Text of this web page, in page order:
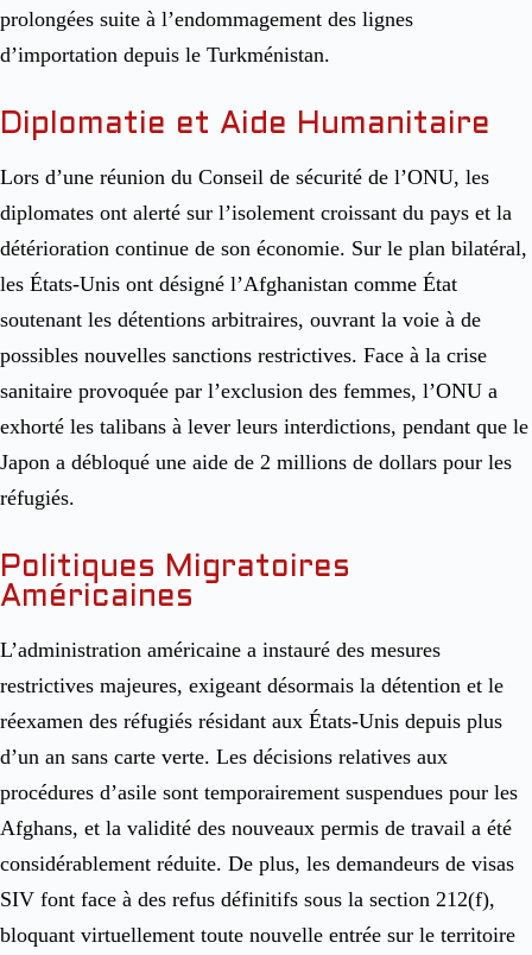
prolongées suite à l’endommagement des lignes
d’importation depuis le Turkménistan.
Diplomatie et Aide Humanitaire
Lors d’une réunion du Conseil de sécurité de l’ONU, les
diplomates ont alerté sur l’isolement croissant du pays et la
détérioration continue de son économie. Sur le plan bilatéral,
les États-Unis ont désigné l’Afghanistan comme État
soutenant les détentions arbitraires, ouvrant la voie à de
possibles nouvelles sanctions restrictives. Face à la crise
sanitaire provoquée par l’exclusion des femmes, l’ONU a
exhorté les talibans à lever leurs interdictions, pendant que le
Japon a débloqué une aide de 2 millions de dollars pour les
réfugiés.
Politiques Migratoires
Américaines
L’administration américaine a instauré des mesures
restrictives majeures, exigeant désormais la détention et le
réexamen des réfugiés résidant aux États-Unis depuis plus
d’un an sans carte verte. Les décisions relatives aux
procédures d’asile sont temporairement suspendues pour les
Afghans, et la validité des nouveaux permis de travail a été
considérablement réduite. De plus, les demandeurs de visas
SIV font face à des refus définitifs sous la section 212(f),
bloquant virtuellement toute nouvelle entrée sur le territoire